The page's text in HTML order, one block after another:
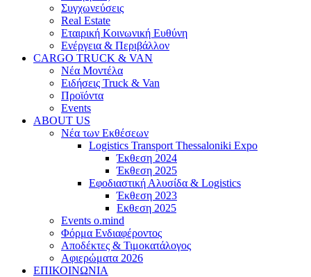
Συγχωνεύσεις
Real Estate
Εταιρική Κοινωνική Ευθύνη
Ενέργεια & Περιβάλλον
CARGO TRUCK & VAN
Νέα Μοντέλα
Ειδήσεις Truck & Van
Προϊόντα
Events
ABOUT US
Νέα των Εκθέσεων
Logistics Transport Thessaloniki Expo
Έκθεση 2024
Έκθεση 2025
Εφοδιαστική Αλυσίδα & Logistics
Έκθεση 2023
Εκθεση 2025
Events o.mind
Φόρμα Ενδιαφέροντος
Αποδέκτες & Τιμοκατάλογος
Αφιερώματα 2026
ΕΠΙΚΟΙΝΩΝΙΑ